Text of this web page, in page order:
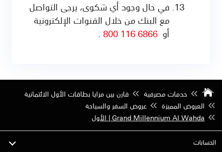
في حال وجود أي شكوى، يرجى التواصل
مع البنك من خلال القنوات الإلكترونية
أو 6866 116 800
.
خدمات مصرفية
قارن بين مزايا بطاقات الأول الائتمانية
العروض المميزة
عروض السفر والسياحة
Grand Millennium Al Wahda | الأول
الحسابات